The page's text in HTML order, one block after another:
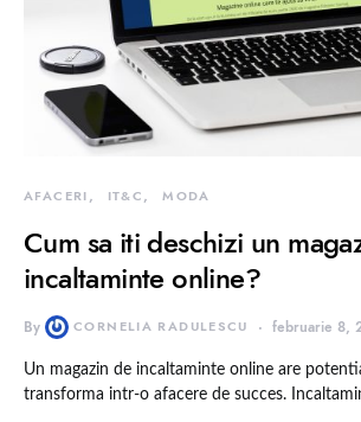
AFACERI IT&C MODA
Cum sa iti deschizi un
incaltaminte online?
By CORNELIA RADULESCU februarie 8,
Un magazin de incaltaminte online are
transforma intr-o afacere de succes.